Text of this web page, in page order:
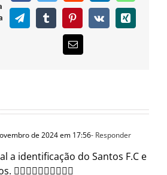
TelegramTumblr PinterestVk Xing
E-
mail
de 2024 em 17:56- Responder
a identificação do Santos F.C e